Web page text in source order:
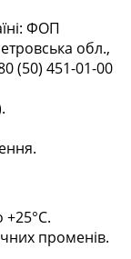
ФОП
обл.,
(50) 451-01-00
+25°C.
променів.